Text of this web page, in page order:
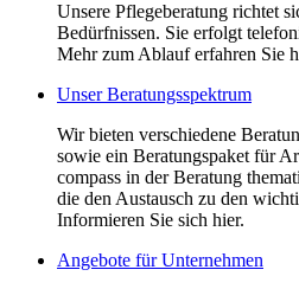
Unsere Pflegeberatung richtet
Bedürfnissen. Sie erfolgt
Mehr zum Ablauf erfahren Sie
Unser Beratungsspektrum
Wir bieten verschiedene
sowie ein Beratungspaket für
compass in der Beratung
die den Austausch zu den
Informieren Sie sich hier.
Angebote für Unternehmen